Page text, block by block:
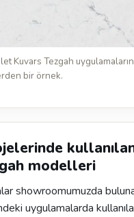
Kuvars Tezgah
bir örnek.
modelleri
showroomumuzda
uygulamalarda